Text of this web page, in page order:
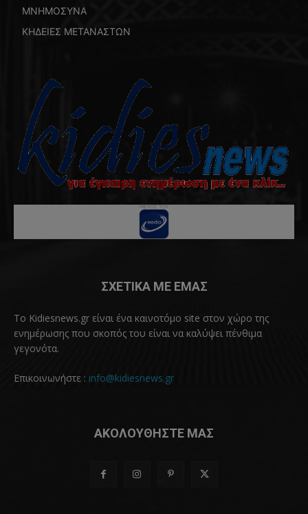
ΜΝΗΜΟΣΥΝΑ
ΚΗΔΕΙΕΣ ΜΕΤΑΝΑΣΤΩΝ
ΣΧΕΤΙΚΑ ΜΕ ΕΜΑΣ
Το Kidiesnews.gr είναι ένα καινοτόμο site στον χώρο της
ενημέρωσης που σκοπός του είναι να καλύψει πένθιμα
γεγονότα.
Επικοινωνήστε : info@kidiesnews.gr
ΑΚΟΛΟΥΘΗΣΤΕ ΜΑΣ